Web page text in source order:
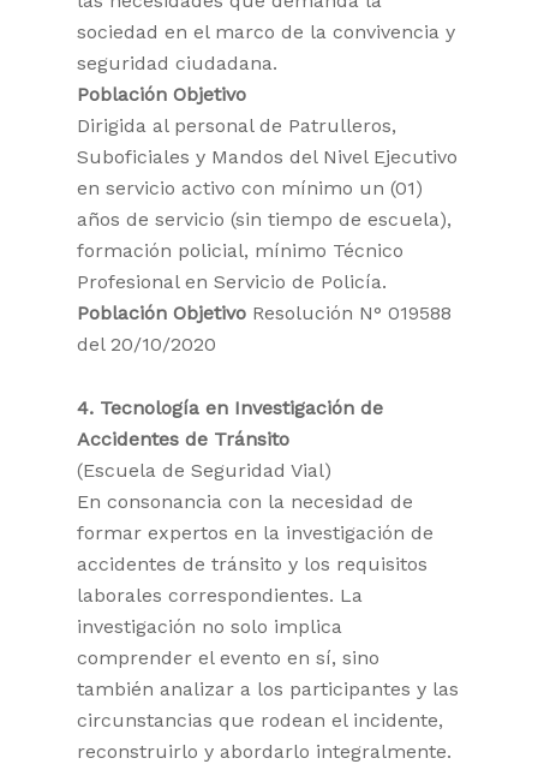
sociedad en el marco de la convivencia y
seguridad ciudadana.
Población Objetivo
Dirigida al personal de Patrulleros,
Suboficiales y Mandos del Nivel Ejecutivo
en servicio activo con mínimo un (01)
años de servicio (sin tiempo de escuela),
formación policial, mínimo Técnico
Profesional en Servicio de Policía.
Población Objetivo Resolución N° 019588
del 20/10/2020
4. Tecnología en Investigación de
Accidentes de Tránsito
(Escuela de Seguridad Vial)
En consonancia con la necesidad de
formar expertos en la investigación de
accidentes de tránsito y los requisitos
laborales correspondientes. La
investigación no solo implica
comprender el evento en sí, sino
también analizar a los participantes y las
circunstancias que rodean el incidente,
reconstruirlo y abordarlo integralmente.